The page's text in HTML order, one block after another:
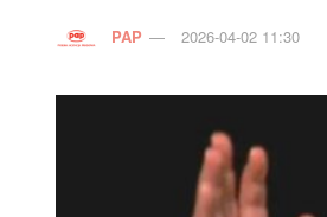
PAP 2026-04-02 11:30